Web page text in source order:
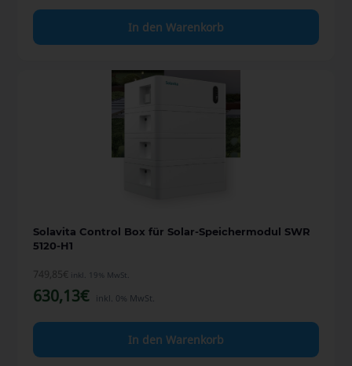
In den Warenkorb
Solavita Control Box für Solar-Speichermodul SWR
5120-H1
749,85€ inkl. 19% MwSt.
630,13€ inkl. 0% MwSt.
In den Warenkorb